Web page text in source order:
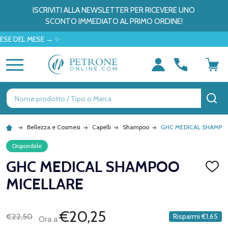
ISCRIVITI ALLA NEWSLETTER PER RICEVERE UNO
SCONTO IMMEDIATO AL PRIMO ORDINE!
MESE → ✨
Ricerca
Bellezza e Cosmesi Capelli Shampoo GHC MEDICAL
Disponibile
GHC MEDICAL SHAMPOO
MICELLARE
€22,50
Ora a€20,25 Risparmi €1,65